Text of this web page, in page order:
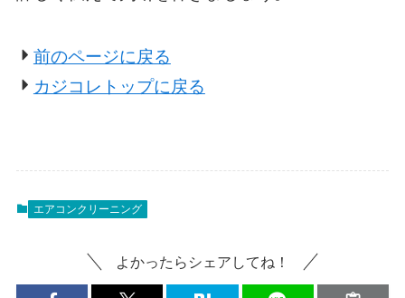
前のページに戻る
カジコレトップに戻る
エアコンクリーニング
よかったらシェアしてね！